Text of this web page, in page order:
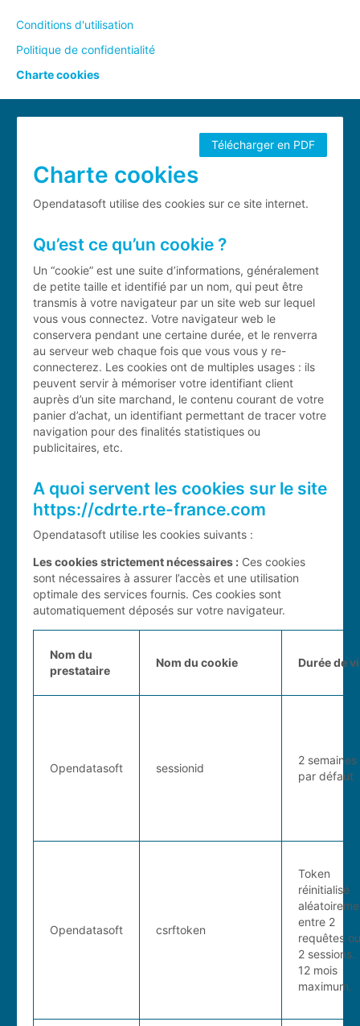
Conditions d'utilisation
Politique de confidentialité
Charte cookies
Télécharger en PDF
Charte cookies
Opendatasoft utilise des cookies sur ce site internet.
Qu’est ce qu’un cookie ?
Un “cookie” est une suite d’informations, généralement
de petite taille et identifié par un nom, qui peut être
transmis à votre navigateur par un site web sur lequel
vous vous connectez. Votre navigateur web le
conservera pendant une certaine durée, et le renverra
au serveur web chaque fois que vous vous y re-
connecterez. Les cookies ont de multiples usages : ils
peuvent servir à mémoriser votre identifiant client
auprès d’un site marchand, le contenu courant de votre
panier d’achat, un identifiant permettant de tracer votre
navigation pour des finalités statistiques ou
publicitaires, etc.
A quoi servent les cookies sur le site
https://cdrte.rte-france.com
Opendatasoft utilise les cookies suivants :
Les cookies strictement nécessaires : Ces cookies
sont nécessaires à assurer l’accès et une utilisation
optimale des services fournis. Ces cookies sont
automatiquement déposés sur votre navigateur.
Nom du
prestataire
Nom du cookie Durée de
Opendatasoft sessionid
2 semaines
par défaut
Opendatasoft csrftoken
Token
réinitialisé
entre 2
requêtes ou
2 sessions.
12 mois
maximum.